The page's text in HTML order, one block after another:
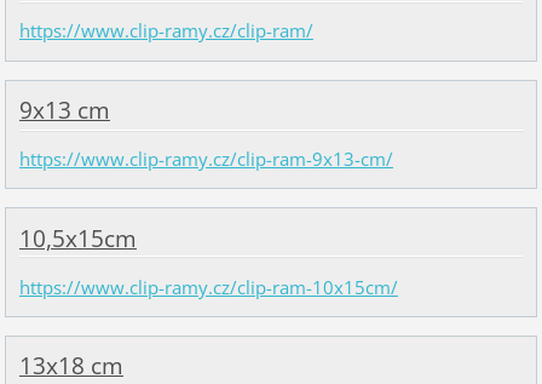
https://www.clip-ramy.cz/clip-ram/
9x13 cm
https://www.clip-ramy.cz/clip-ram-9x13-cm/
10,5x15cm
https://www.clip-ramy.cz/clip-ram-10x15cm/
13x18 cm